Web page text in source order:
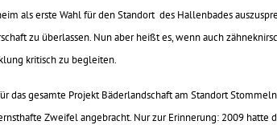
als erste Wahl für den Standort des Hallenbades
zu überlassen. Nun aber heißt es, wenn auch
kritisch zu begleiten.
das gesamte Projekt Bäderlandschaft am Standort
Zweifel angebracht. Nur zur Erinnerung: 2009 hatte